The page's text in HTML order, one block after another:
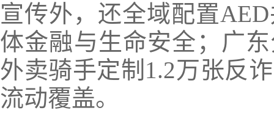
宣传外，还全域配置
体金融与生命安全；广
外卖骑手定制1.2万张反
流动覆盖。